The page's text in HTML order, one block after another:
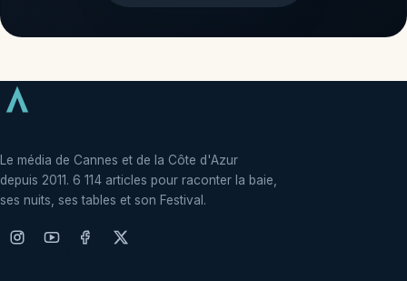
Le média de Cannes et de la Côte d'Azur
depuis 2011. 6 114 articles pour raconter la baie,
ses nuits, ses tables et son Festival.